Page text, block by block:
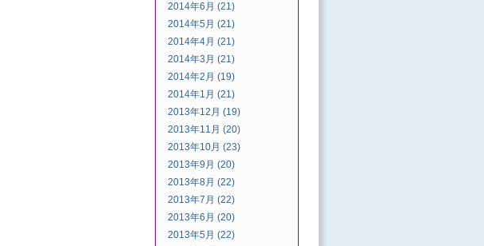
2014年6月 (21)
2014年5月 (21)
2014年4月 (21)
2014年3月 (21)
2014年2月 (19)
2014年1月 (21)
2013年12月 (19)
2013年11月 (20)
2013年10月 (23)
2013年9月 (20)
2013年8月 (22)
2013年7月 (22)
2013年6月 (20)
2013年5月 (22)